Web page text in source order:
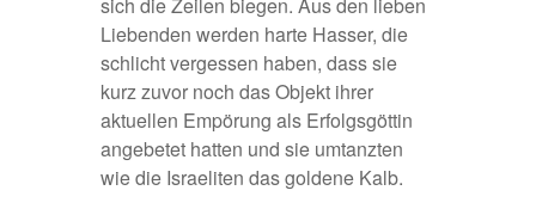
Liebenden werden harte Hasser, die
schlicht vergessen haben, dass sie
kurz zuvor noch das Objekt ihrer
aktuellen Empörung als Erfolgsgöttin
angebetet hatten und sie umtanzten
wie die Israeliten das goldene Kalb.